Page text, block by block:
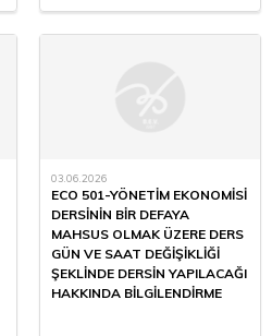
03.06.2026
ECO 501-YÖNETİM EKONOMİSİ
DERSİNİN BİR DEFAYA
MAHSUS OLMAK ÜZERE DERS
GÜN VE SAAT DEĞİŞİKLİĞİ
ŞEKLİNDE DERSİN YAPILACAĞI
HAKKINDA BİLGİLENDİRME